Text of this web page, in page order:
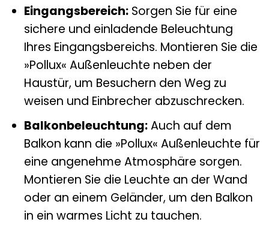
Eingangsbereich:Sorgen Sie für eine
sichere und einladende Beleuchtung
Ihres Eingangsbereichs. Montieren Sie die
»Pollux« Außenleuchte neben der
Haustür, um Besuchern den Weg zu
weisen und Einbrecher abzuschrecken.
Balkonbeleuchtung:Auch auf dem
Balkon kann die »Pollux« Außenleuchte für
eine angenehme Atmosphäre sorgen.
Montieren Sie die Leuchte an der Wand
oder an einem Geländer, um den Balkon
in ein warmes Licht zu tauchen.